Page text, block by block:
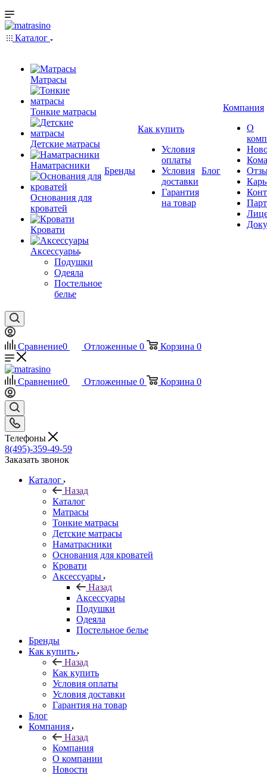
Каталог
Матрасы
Тонкие матрасы
Детские матрасы
Наматрасники
Основания для
кроватей
Кровати
Аксессуары
Подушки
Одеяла
Постельное
белье
Бренды
Как купить
Условия
оплаты
Условия
доставки
Гарантия
на товар
Блог
Компания
О
Сравнение0 Отложенные 0 Корзина 0
Сравнение0 Отложенные 0 Корзина 0
Телефоны
8(495)-359-49-59
Заказать звонок
Каталог
Назад
Каталог
Матрасы
Тонкие матрасы
Детские матрасы
Наматрасники
Основания для кроватей
Кровати
Аксессуары
Назад
Аксессуары
Подушки
Одеяла
Постельное белье
Бренды
Как купить
Назад
Как купить
Условия оплаты
Условия доставки
Гарантия на товар
Блог
Компания
Назад
Компания
О компании
Новости